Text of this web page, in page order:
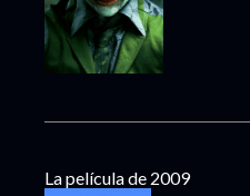
La película de 2009